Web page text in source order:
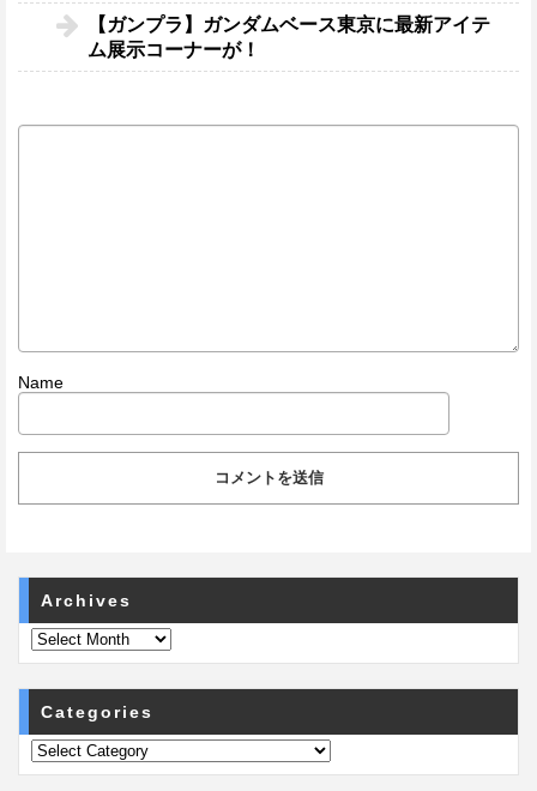
【ガンプラ】ガンダムベース東京に最新アイテ
ム展示コーナーが！
Name
Archives
Categories